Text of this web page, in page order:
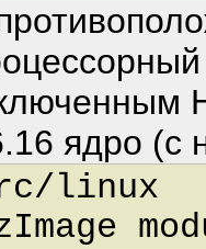
ядро (с
linux